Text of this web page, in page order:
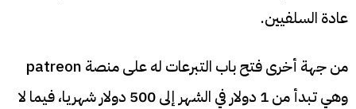
عادة السلفيين.
من جهة أخرى فتح باب التبرعات له على منصة patreon
وهي تبدأ من 1 دولار في الشهر إلى 500 دولار شهريا، فيما لا